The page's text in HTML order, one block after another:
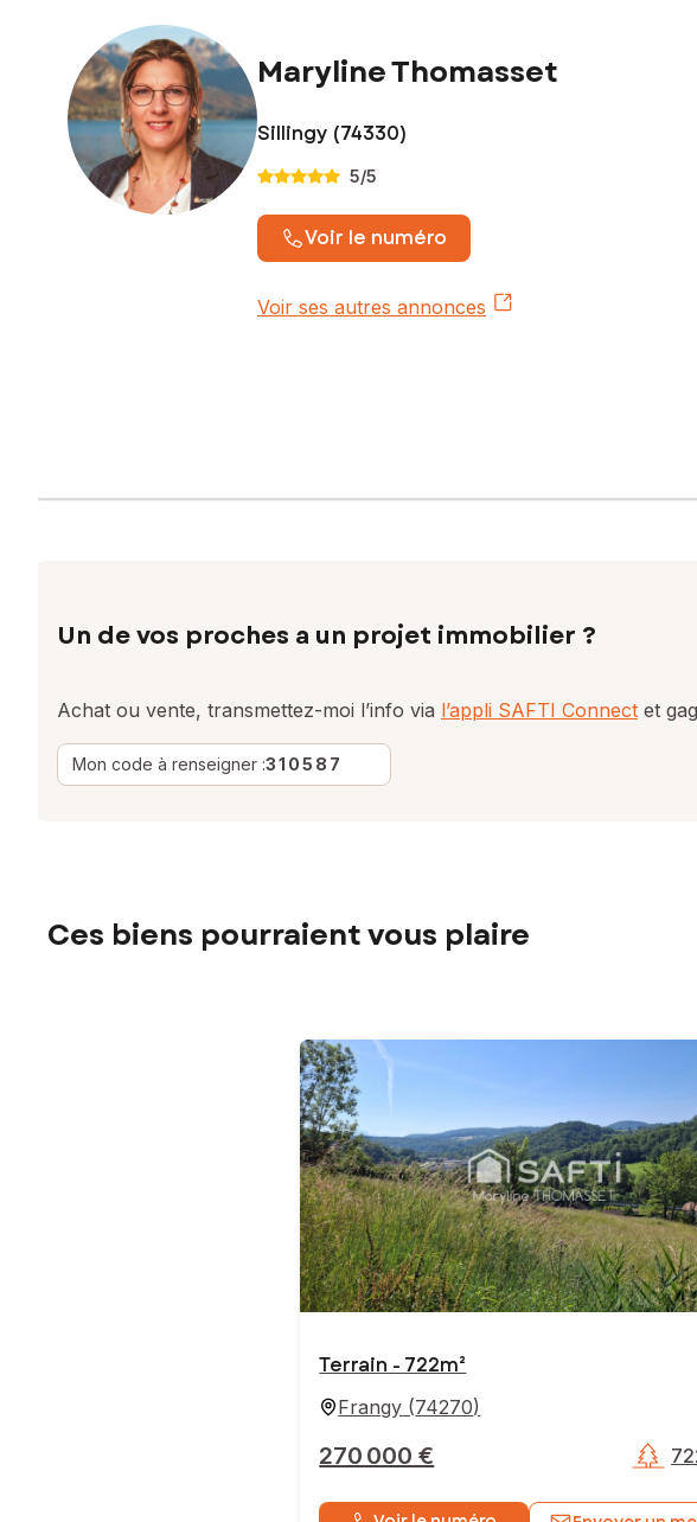
Prix de vente honoraires d'agence inclus : 297 000 €
Prix de vente hors honoraires d'agence : 285 120 €
Honoraires : 4,17 % TTC de la valeur du bien hors honoraires
Contactez votre conseiller SAFTI : Maryline THOMASSET, Tél. : 07 84 58 81
900 679 861
Maryline Thomasset
Sillingy (74330)
5/5
Voir le numéro
Voir ses autres annonces
Un de vos proches a un projet immobilier ?
Achat ou vente, transmettez-moi l’info via l’appli SAFTI Connect et
Mon code à renseigner :310587
Ces biens pourraient vous plaire
Terrain - 722m²
Frangy (74270)
270 000 €